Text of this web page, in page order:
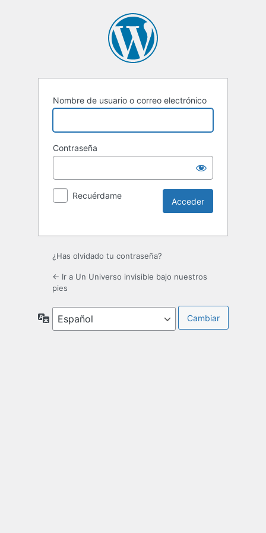
Nombre de usuario o correo electrónico
Contraseña
Recuérdame
¿Has olvidado tu contraseña?
← Ir a Un Universo invisible bajo nuestros
pies
Idioma